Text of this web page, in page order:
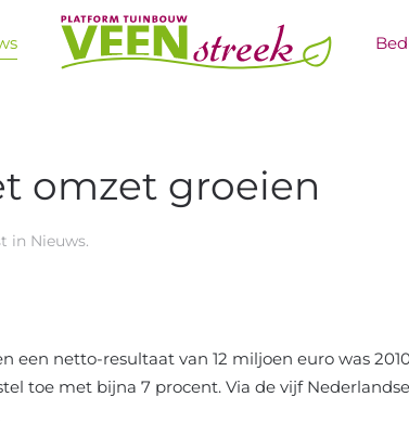
omzet groeien
in Nieuws.
een netto-resultaat van 12 miljoen euro was
toe met bijna 7 procent. Via de vijf